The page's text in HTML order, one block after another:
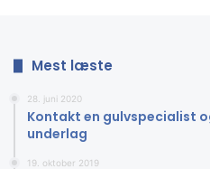
system, som man finder på
markedet. Man kan have
økonomisystem skal kunne.
løsning her, så har man altså
Mest læste
28. juni 2020
Kontakt en gulvspecialist
underlag
19. oktober 2019